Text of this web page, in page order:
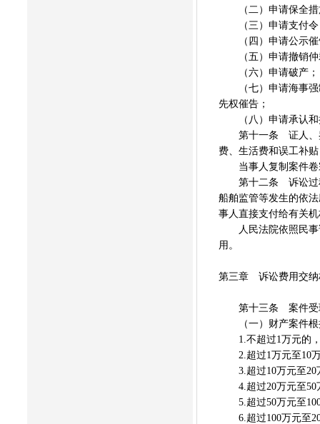
（二）申请保全措
（三）申请支付令
（四）申请公示催
（五）申请撤销仲
（六）申请破产；
（七）申请海事强
先权催告；
（八）申请承认和
第十一条 证人、鉴
费、生活费和误工补
当事人复制案件卷
第十二条 诉讼过程
船舶监管等发生的依
事人直接支付给有关
人民法院依照民事
用。
第三章 诉讼费用交纳
第十三条 案件受理
（一）财产案件根
1.不超过1万元的，
2.超过1万元至10万
3.超过10万元至20
4.超过20万元至50
5.超过50万元至100
6.超过100万元至